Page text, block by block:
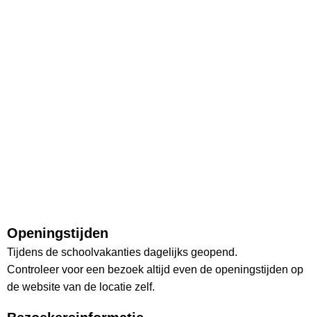
Openingstijden
Tijdens de schoolvakanties dagelijks geopend.
Controleer voor een bezoek altijd even de openingstijden op
de website van de locatie zelf.